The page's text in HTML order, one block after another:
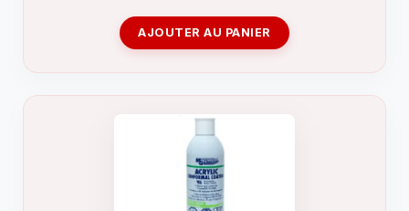
AJOUTER AU PANIER